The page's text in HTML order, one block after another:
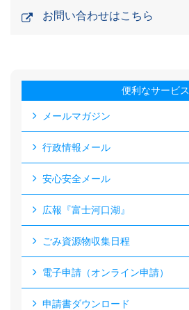
お問い合わせはこちら
便利なサービス
メールマガジン
行政情報メール
安心安全メール
広報『富士河口湖』
ごみ資源物収集日程
電子申請（オンライン申請）
申請書ダウンロード